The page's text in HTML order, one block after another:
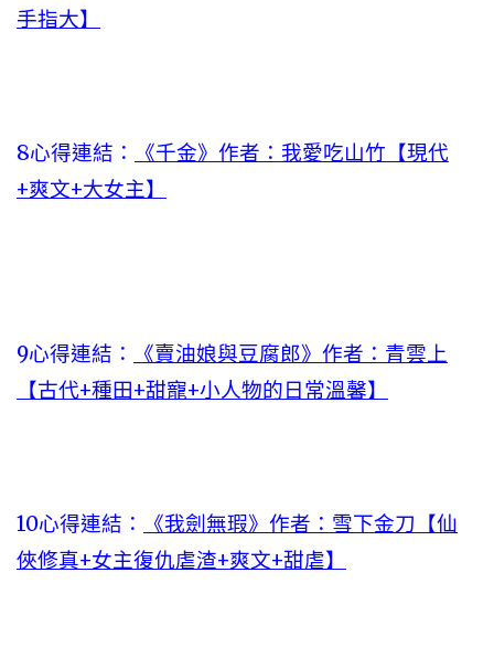
手指大】
8心得連結：
《千金》作者：我愛吃山竹【現代
+爽文+大女主】
9心得連結：
《賣油娘與豆腐郎》作者：青雲上
【古代+種田+甜寵+小人物的日常溫馨】
10心得連結：
《我劍無瑕》作者：雪下金刀【仙
俠修真+女主復仇虐渣+爽文+甜虐】